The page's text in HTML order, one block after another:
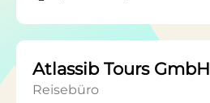
Atlassib Tours GmbH
Reisebüro